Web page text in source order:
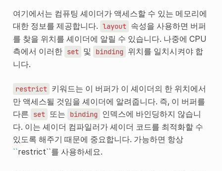
여기에서는 컴퓨팅 셰이더가 액세스할 수 있는 메모리에
대한 정보를 제공합니다. layout 속성을 사용하면 버퍼
를 찾을 위치를 셰이더에 알릴 수 있습니다. 나중에 CPU
측에서 이러한 set 및 binding 위치를 일치시켜야 합
니다.
restrict 키워드는 이 버퍼가 이 셰이더의 한 위치에서
만 액세스될 것임을 셰이더에 알려줍니다. 즉, 이 버퍼를
다른
set 또는 binding 인덱스에 바인딩하지 않습니
다. 이는 셰이더 컴파일러가 셰이더 코드를 최적화할 수
있도록 해주기 때문에 중요합니다. 가능하면 항상
``restrict``를 사용하세요.